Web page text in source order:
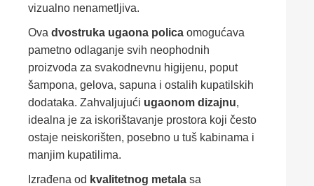
vizualno nenametljiva.
Ova dvostruka ugaona polica omogućava
pametno odlaganje svih neophodnih
proizvoda za svakodnevnu higijenu, poput
šampona, gelova, sapuna i ostalih kupatilskih
dodataka. Zahvaljujući ugaonom dizajnu,
idealna je za iskorištavanje prostora koji često
ostaje neiskorišten, posebno u tuš kabinama i
manjim kupatilima.
Izrađena od kvalitetnog metala sa